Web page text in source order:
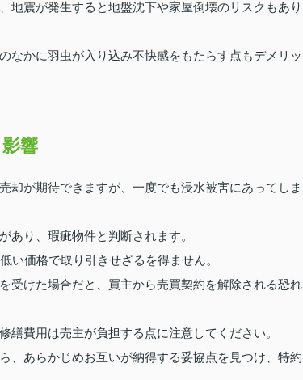
地震が発生すると地盤沈下や家屋倒壊のリスクもあり
なかに羽虫が入り込み不快感をもたらす点もデメリッ
響
却が期待できますが、一度でも浸水被害にあってしま
あり、瑕疵物件と判断されます。
い価格で取り引きせざるを得ません。
受けた場合だと、買主から売買契約を解除される恐れ
費用は売主が負担する点に注意してください。
、あらかじめお互いが納得する妥協点を見つけ、特約